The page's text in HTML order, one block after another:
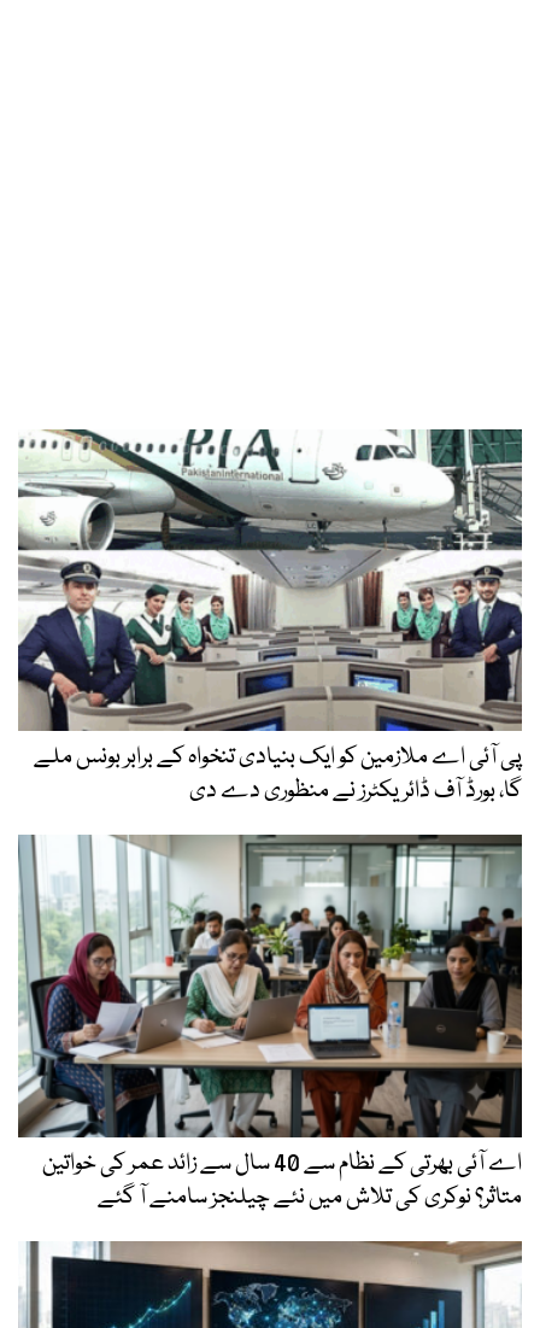
پی آئی اے ملازمین کو ایک بنیادی تنخواہ کے برابر بونس ملے
گا، بورڈ آف ڈائریکٹرز نے منظوری دے دی
اے آئی بھرتی کے نظام سے 40 سال سے زائد عمر کی خواتین
متاثر؟ نوکری کی تلاش میں نئے چیلنجز سامنے آ گئے